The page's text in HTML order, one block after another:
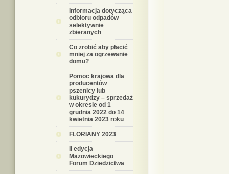
Informacja dotycząca
odbioru odpadów
selektywnie
zbieranych
Co zrobić aby płacić
mniej za ogrzewanie
domu?
Pomoc krajowa dla
producentów
pszenicy lub
kukurydzy – sprzedaż
w okresie od 1
grudnia 2022 do 14
kwietnia 2023 roku
FLORIANY 2023
II edycja
Mazowieckiego
Forum Dziedzictwa